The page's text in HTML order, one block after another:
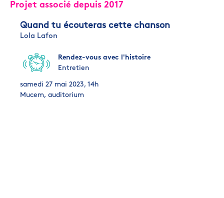
Projet associé depuis 2017
Quand tu écouteras cette chanson
Lola Lafon
Rendez-vous avec l'histoire
Entretien
samedi 27 mai 2023, 14h
Mucem, auditorium